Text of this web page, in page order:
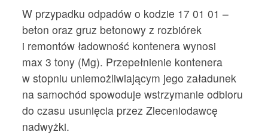
W przypadku odpadów o kodzie 17 01 01 –
beton oraz gruz betonowy z rozbiórek
i remontów ładowność kontenera wynosi
max 3 tony (Mg). Przepełnienie kontenera
w stopniu uniemożliwiającym jego załadunek
na samochód spowoduje wstrzymanie odbioru
do czasu usunięcia przez Zleceniodawcę
nadwyżki.